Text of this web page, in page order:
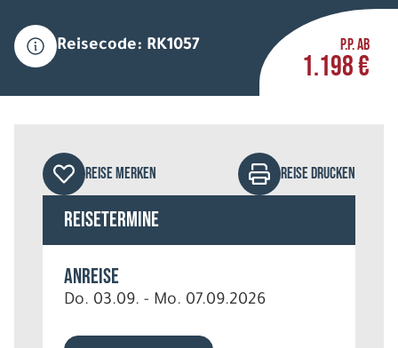
Reisecode: RK1057 P.P. AB
1.198 €
REISE MERKEN REISE DRUCKEN
Reisetermine
Anreise
Do. 03.09. - Mo. 07.09.2026